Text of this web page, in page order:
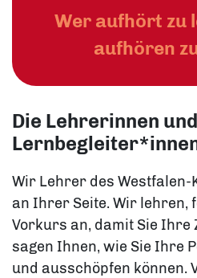
Wer aufhört zu
aufhören
Die Lehrerinnen
Wir Lehrer des Westfalen-
an Ihrer Seite. Wir lehren,
Vorkurs an, damit Sie Ihre
sagen Ihnen, wie Sie Ihre
und ausschöpfen können.